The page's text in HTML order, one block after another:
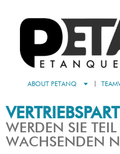
ABOUT PETANQ
WERDEN SIE TEIL
WACHSENDEN